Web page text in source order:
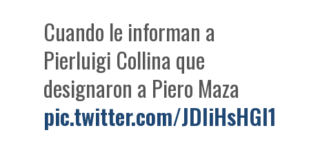
Cuando le informan a
Pierluigi Collina que
designaron a Piero Maza
pic.twitter.com/JDliHsHGI1